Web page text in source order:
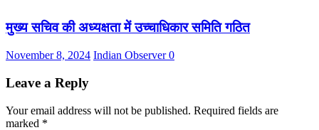
मुख्य सचिव की अध्यक्षता में उच्चाधिकार समिति गठित
November 8, 2024 Indian Observer0
Leave a Reply
Your email address will not be published. Required fields are
marked *